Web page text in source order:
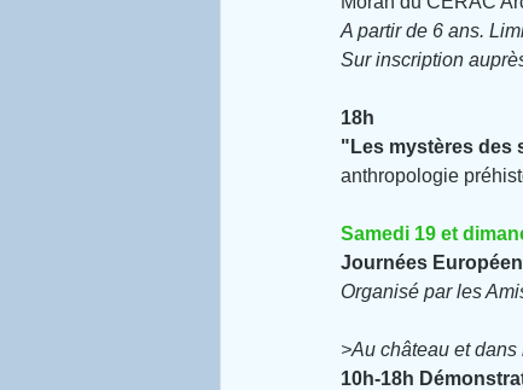
A partir de 6 ans.
Sur inscription
18h
"Les mystères des
anthropologie
Samedi 19 et
Journées
Organisé par les
>Au château et
10h-18h